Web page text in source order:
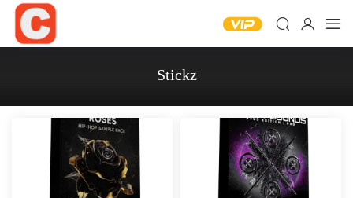
Stickz